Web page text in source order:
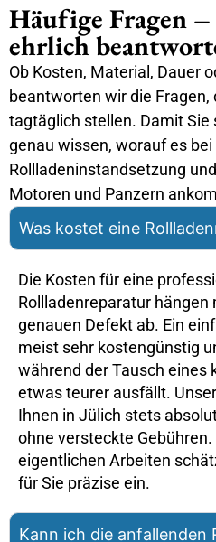
Häufige Fragen
ehrlich
Ob Kosten, Material, Dauer
beantworten wir die Fragen,
tagtäglich stellen. Damit Sie
genau wissen, worauf es
Rollladeninstandsetzung
Motoren und Panzern
Was kostet eine
Die Kosten für eine
Rollladenreparatur hängen
genauen Defekt ab. Ein
meist sehr kostengünstig
während der Tausch
etwas teurer ausfällt.
Ihnen in Jülich stets
ohne versteckte Gebühren.
eigentlichen Arbeiten
für Sie präzise ein.
Kann ich die anfallenden